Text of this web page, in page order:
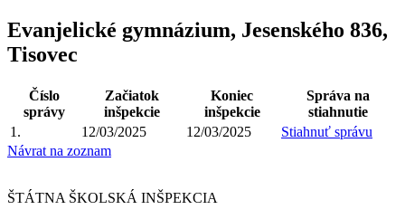
Evanjelické gymnázium, Jesenského 836,
Tisovec
Číslo
správy
Začiatok
inšpekcie
Koniec
inšpekcie
Správa na
stiahnutie
1.
12/03/2025 12/03/2025
Stiahnuť správu
Návrat na zoznam
ŠTÁTNA ŠKOLSKÁ INŠPEKCIA